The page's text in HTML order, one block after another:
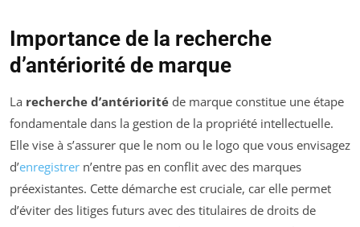
Importance de la recherche
d’antériorité de marque
La recherche d’antériorité de marque constitue une étape
fondamentale dans la gestion de la propriété intellectuelle.
Elle vise à s’assurer que le nom ou le logo que vous envisagez
d’enregistrer n’entre pas en conflit avec des marques
préexistantes. Cette démarche est cruciale, car elle permet
d’éviter des litiges futurs avec des titulaires de droits de